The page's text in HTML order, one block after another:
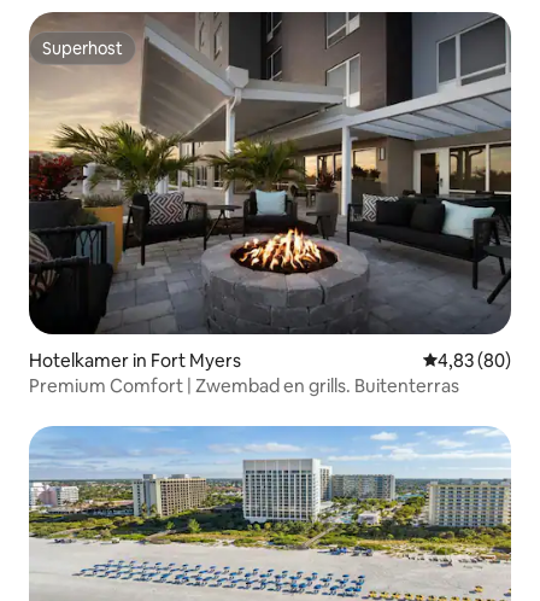
Superhost
Superhost
Hotelkamer in Fort Myers Gemiddelde
4,83 (80)
Premium Comfort | Zwembad en grills. Buitenterras